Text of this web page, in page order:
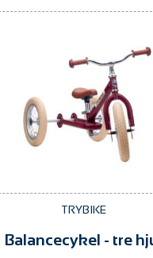
TRYBIKE
Balancecykel - tre